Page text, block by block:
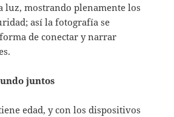
luz, mostrando plenamente los
así la fotografía se
de conectar y narrar
juntos
edad, y con los dispositivos